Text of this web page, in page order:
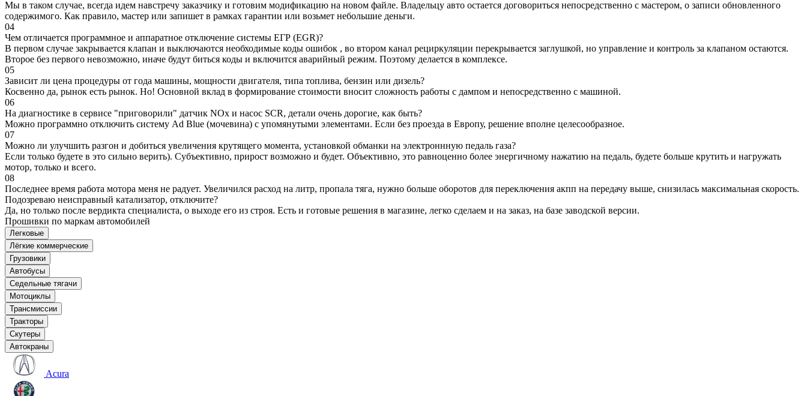
Мы в таком случае, всегда идем навстречу заказчику и готовим модификацию на новом файле. Владельцу авто остается договориться непосредственно с мастером, о записи обновленного
содержимого. Как правило, мастер или запишет в рамках гарантии или возьмет небольшие деньги.
04
Чем отличается программное и аппаратное отключение системы ЕГР (EGR)?
В первом случае закрывается клапан и выключаются необходимые коды ошибок , во втором канал рециркуляции перекрывается заглушкой, но управление и контроль за клапаном остаются.
Второе без первого невозможно, иначе будут биться коды и включится аварийный режим. Поэтому делается в комплексе.
05
Зависит ли цена процедуры от года машины, мощности двигателя, типа топлива, бензин или дизель?
Косвенно да, рынок есть рынок. Но! Основной вклад в формирование стоимости вносит сложность работы с дампом и непосредственно с машиной.
06
На диагностике в сервисе "приговорили" датчик NOx и насос SCR, детали очень дорогие, как быть?
Можно программно отключить систему Ad Blue (мочевина) с упомянутыми элементами. Если без проезда в Европу, решение вполне целесообразное.
07
Можно ли улучшить разгон и добиться увеличения крутящего момента, установкой обманки на электроннную педаль газа?
Если только будете в это сильно верить). Субъективно, прирост возможно и будет. Объективно, это равноценно более энергичному нажатию на педаль, будете больше крутить и нагружать
мотор, только и всего.
08
Последнее время работа мотора меня не радует. Увеличился расход на литр, пропала тяга, нужно больше оборотов для переключения акпп на передачу выше, снизилась максимальная скорость.
Подозреваю неисправный катализатор, отключите?
Да, но только после вердикта специалиста, о выходе его из строя. Есть и готовые решения в магазине, легко сделаем и на заказ, на базе заводской версии.
Прошивки по маркам автомобилей
Легковые
Лёгкие коммерческие
Грузовики
Автобусы
Седельные тягачи
Мотоциклы
Трансмиссии
Тракторы
Скутеры
Автокраны
Acura